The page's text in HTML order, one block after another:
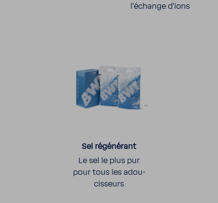
l’échange d’ions
Sel régé­né­rant
Le sel le plus pur
pour tous les adou­
cis­seurs